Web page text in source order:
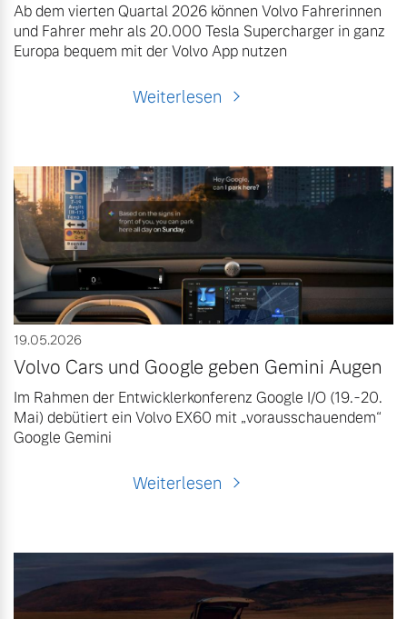
Ab dem vierten Quartal 2026 können Volvo Fahrerinnen
und Fahrer mehr als 20.000 Tesla Supercharger in ganz
Europa bequem mit der Volvo App nutzen
Weiterlesen
19.05.2026
Volvo Cars und Google geben Gemini Augen
Im Rahmen der Entwicklerkonferenz Google I/O (19.-20.
Mai) debütiert ein Volvo EX60 mit „vorausschauendem“
Google Gemini
Weiterlesen